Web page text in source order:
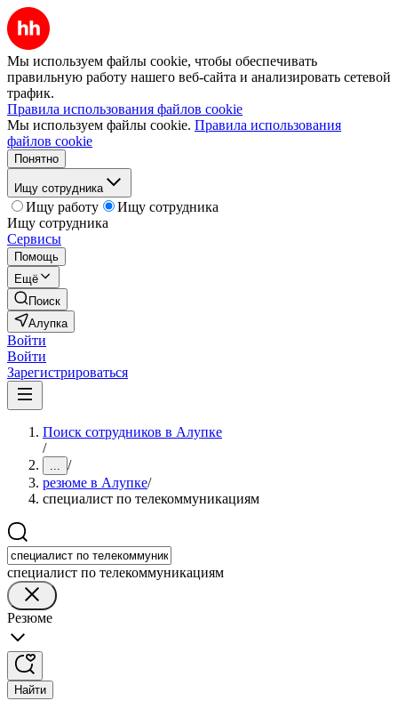
Мы используем файлы cookie, чтобы обеспечивать
правильную работу нашего веб-сайта и анализировать сетевой
трафик.
Правила использования файлов cookie
Мы используем файлы cookie. Правила использования
файлов cookie
Понятно
Ищу сотрудника
Ищу работу
Ищу сотрудника
Ищу сотрудника
Сервисы
Помощь
Ещё
Поиск
Алупка
Войти
Войти
Зарегистрироваться
Поиск сотрудников в Алупке
/
... /
резюме в Алупке/
специалист по телекоммуникациям
специалист по телекоммуникациям
Резюме
Найти